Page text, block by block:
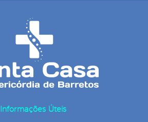
Informações Úteis